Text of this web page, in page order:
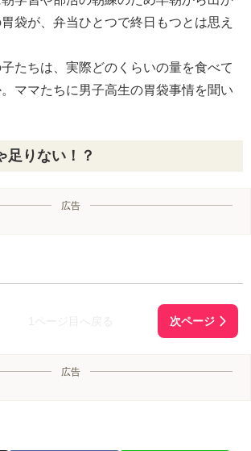
袋が、弁当ひとつで終日もつとは思え
たちは、実際どのくらいの量を食べて
ママたちに男子高生の胃袋事情を聞い
足りない！？
広告
広告